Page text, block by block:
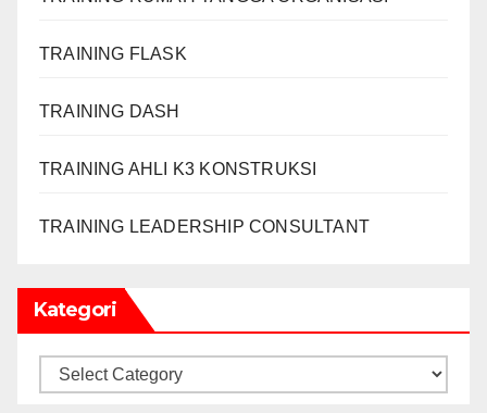
TRAINING FLASK
TRAINING DASH
TRAINING AHLI K3 KONSTRUKSI
TRAINING LEADERSHIP CONSULTANT
Kategori
Kategori